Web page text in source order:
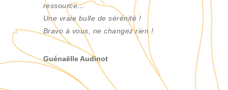
ressource…
Une vraie bulle de sérénité !
Bravo à vous, ne changez rien !
Guénaëlle Audinot